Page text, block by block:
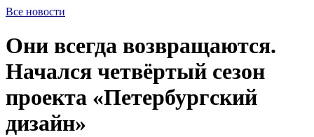
Все новости
Они всегда возвращаются.
Начался четвёртый сезон
проекта «Петербургский
дизайн»